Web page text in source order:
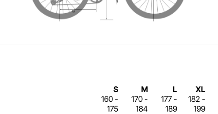
S
160 -
175
M
170 -
184
L
177 -
189
XL
182 -
199